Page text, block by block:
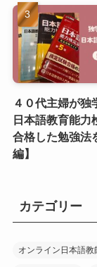
４０代主婦が独
日本語教育能力
合格した勉強法
編】
カテゴリー
オンライン日本語教